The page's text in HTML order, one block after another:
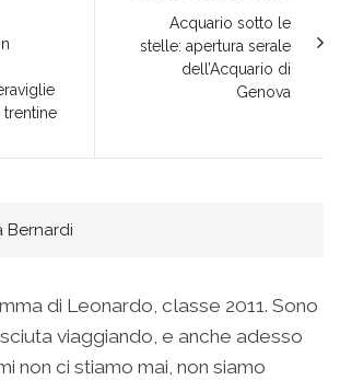
Acquario sotto le
stelle: apertura serale
dell’Acquario di
Genova
Bernardi
di Leonardo, classe 2011. Sono
viaggiando, e anche adesso
non ci stiamo mai, non siamo